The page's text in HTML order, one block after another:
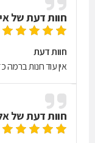
חוות דעת של
חוות דעת
אין עוד חנות ברמה
חוות דעת של